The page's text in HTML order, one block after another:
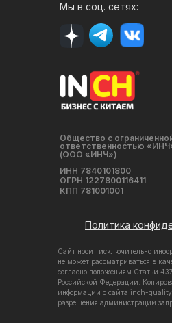
ОГРН 1227800116411
КПП 781001001
Общество с
ответственностью
(ООО «ИНЧ»)
ИНН 7840101800
Мы в соц. сетях:
Сайт носит исключительно
не может рассматриваться в
согласно положениям Статьи
Российской Федерации.
информации с сайта inch-
разрешения администрации
Политика